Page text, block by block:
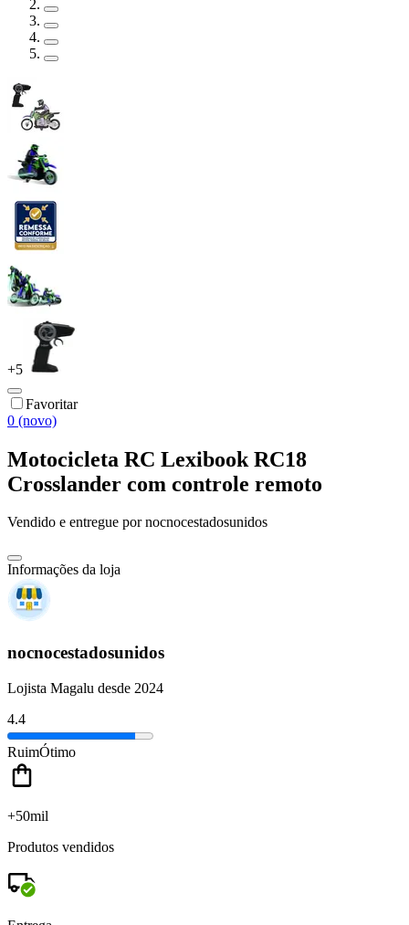
+5
Favoritar
0 (novo)
Motocicleta RC Lexibook RC18
Crosslander com controle remoto
Vendido e entregue por nocnocestadosunidos
Informações da loja
nocnocestadosunidos
Lojista Magalu desde 2024
4.4
RuimÓtimo
+50mil
Produtos vendidos